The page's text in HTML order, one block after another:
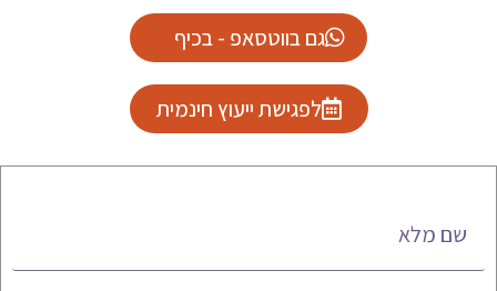
גם בווטסאפ - בכיף
לפגישת ייעוץ חינמית